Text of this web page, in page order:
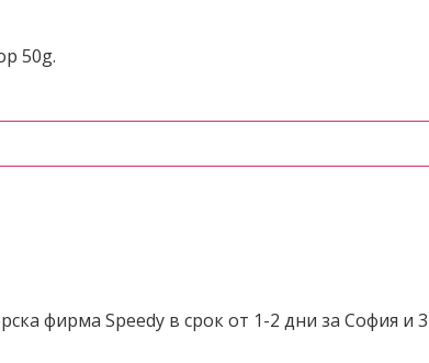
50g.
фирма Speedy в срок от 1-2 дни за София и